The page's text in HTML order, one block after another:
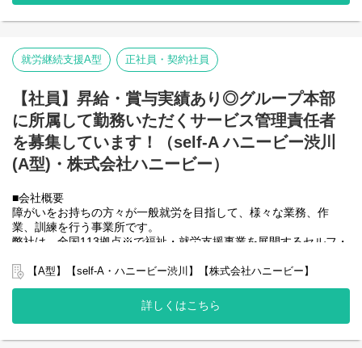
弊社グループでは2つのパターンの事業所を全国に展開をさせて頂
いております。
⇒障がい者の方々と雇用契約を結んで業務を行って頂きながら一
般就労を目指すサービス。
⇒障がい者の方々とは非雇用型で内職などの作業を中心にA型や一
般就労を目指す、または高い工賃を目指すサービス。
利用者さんと様々な話しをしながら目標などを一緒に立てて一般
就労までのお手伝いをして頂く、サービス管理責任者を募集して
おります。
■業務内容
就労施設でのサービス管理責任者の業務。
・個別支援計画の作成一式。（弊社システムを使用して作成して
いきます。）
・相談員、事業所支援員との会議、連絡等。
・その他、付随する業務
弊社グループのサービス管理責任者の業務内容は他社さんと比べ
て働き安い環境を整え業務負荷を減らす工夫をしております。
・支援費請求は行いません。代理請求を導入していますので利用
就労継続支援A型 正社員・契約社員
【社員】昇給・賞与実績あり◎グループ本部
に所属して勤務いただくサービス管理責任者
を募集しています！（self-A ハニービー渋川
(A型)・株式会社ハニービー）
■会社概要
障がいをお持ちの方々が一般就労を目指して、様々な業務、作
業、訓練を行う事業所です。
弊社は、全国113拠点※で福祉・就労支援事業を展開するセルフ・
グループ全体で培った豊富なノウハウとネットワークを活かし、
弊社グループでは主に以下のパターンの事業所を全国に展開をさ
せて頂いております。
【A型】【self-A・ハニービー渋川】【株式会社ハニービー】
詳しくはこちら